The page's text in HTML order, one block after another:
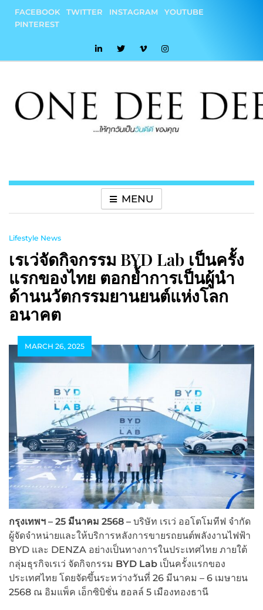
content
FACEBOOK TWITTER INSTAGRAM
YOUTUBE
PINTEREST
MENU
Lifestyle News
เรเว่จัดกิจกรรม BYD Lab เป็นครั้ง
แรกของไทย ตอกย้ำการเป็นผู้นำ
ด้านนวัตกรรมยานยนต์แห่งโลก
อนาคต
MARCH 26, 2025
กรุงเทพฯ – 25 มีนาคม 2568 – บริษัท เรเว่ ออโตโมทีฟ จำกัด
ผู้จัดจําหน่ายและให้บริการหลังการขายรถยนต์พลังงานไฟฟ้า
BYD และ DENZA อย่างเป็นทางการในประเทศไทย ภายใต้
กลุ่มธุรกิจเรเว่ จัดกิจกรรม BYD Lab เป็นครั้งแรกของ
ประเทศไทย โดยจัดขึ้นระหว่างวันที่ 26 มีนาคม – 6 เมษายน
2568 ณ อิมแพ็ค เอ็กซิบิชั่น ฮอลล์ 5 เมืองทองธานี